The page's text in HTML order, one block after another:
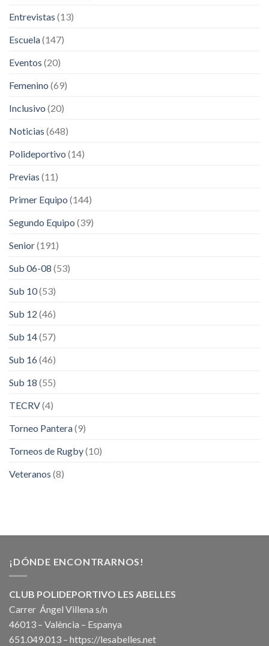
Entrevistas (13)
Escuela(147)
Eventos (20)
Femenino (69)
Inclusivo (20)
Noticias (648)
Polideportivo (14)
Previas (11)
Primer Equipo (144)
Segundo Equipo (39)
Senior(191)
Sub 06-08 (53)
Sub 10(53)
Sub 12 (46)
Sub 14(57)
Sub 16(46)
Sub 18 (55)
TECRV(4)
Torneo Pantera(9)
Torneos de Rugby(10)
Veteranos (8)
¡DÓNDE ENCONTRARNOS!
CLUB POLIDEPORTIVO LES ABELLES
Carrer Ángel Villena s/n
46013 – València – Espanya
651.049.013 – https://lesabelles.net